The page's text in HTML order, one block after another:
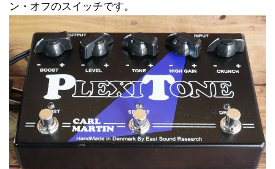
ン・オフのスイッチです。